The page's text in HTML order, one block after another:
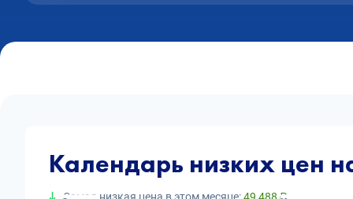
Календарь низких цен